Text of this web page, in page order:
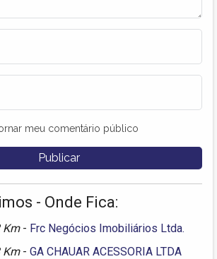
meu comentário público
- Onde Fica:
Km - Frc Negócios Imobiliários Ltda.
Km - GA CHAUAR ACESSORIA LTDA